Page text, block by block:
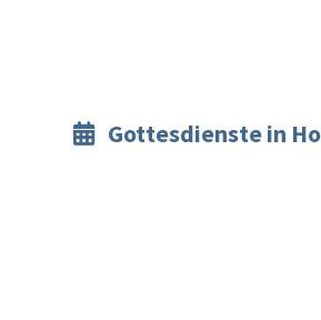
Gottesdienste in